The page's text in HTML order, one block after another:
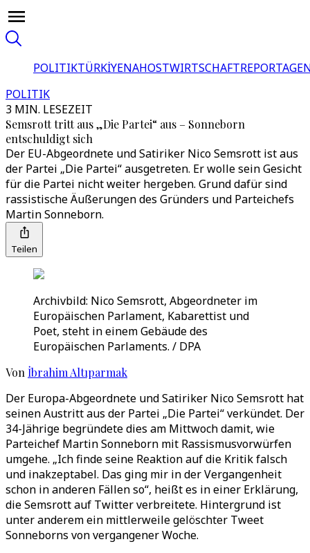
POLITIKTÜRKİYENAHOSTWIRTSCHAFT
POLITIK
3 MIN. LESEZEIT
Semsrott tritt aus „Die Partei“ aus – Sonneborn
entschuldigt sich
Der EU-Abgeordnete und Satiriker Nico Semsrott ist aus
der Partei „Die Partei“ ausgetreten. Er wolle sein Gesicht
für die Partei nicht weiter hergeben. Grund dafür sind
rassistische Äußerungen des Gründers und Parteichefs
Martin Sonneborn.
Teilen
Archivbild: Nico Semsrott, Abgeordneter im
Europäischen Parlament, Kabarettist und
Poet, steht in einem Gebäude des
Europäischen Parlaments. / DPA
Von İbrahim Altıparmak
Der Europa-Abgeordnete und Satiriker Nico Semsrott hat
seinen Austritt aus der Partei „Die Partei“ verkündet. Der
34-Jährige begründete dies am Mittwoch damit, wie
Parteichef Martin Sonneborn mit Rassismusvorwürfen
umgehe. „Ich finde seine Reaktion auf die Kritik falsch
und inakzeptabel. Das ging mir in der Vergangenheit
schon in anderen Fällen so“, heißt es in einer Erklärung,
die Semsrott auf Twitter verbreitete. Hintergrund ist
unter anderem ein mittlerweile gelöschter Tweet
Sonneborns von vergangener Woche.